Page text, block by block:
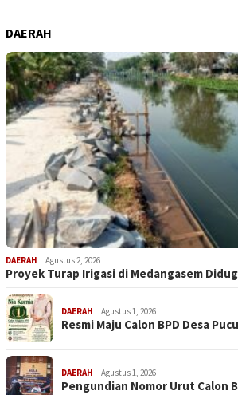
DAERAH
DAERAH Agustus 2, 2026
Proyek Turap Irigasi di Medangasem
DAERAH Agustus 1, 2026
Resmi Maju Calon BPD Desa
DAERAH Agustus 1, 2026
Pengundian Nomor Urut Calon